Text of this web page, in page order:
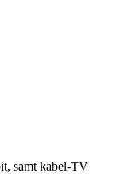
samt kabel-TV